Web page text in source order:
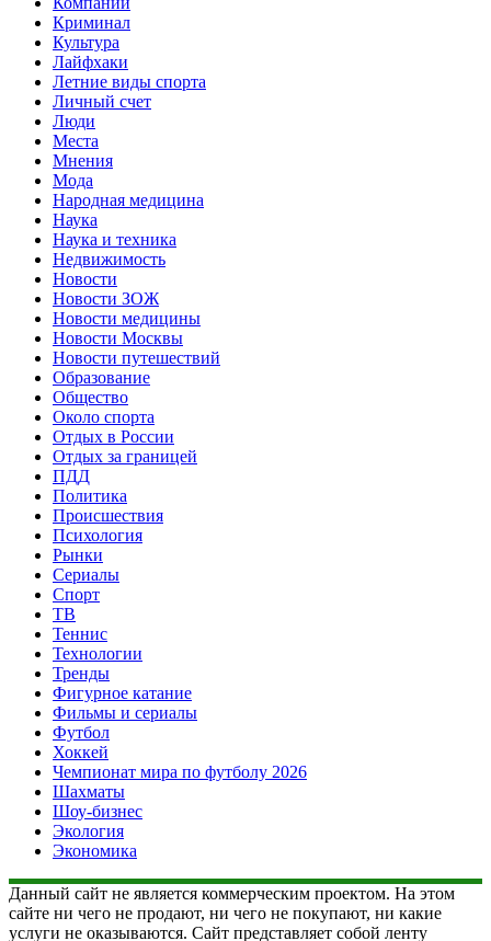
Криминал
Культура
Лайфхаки
Летние виды спорта
Личный счет
Люди
Места
Мнения
Мода
Народная медицина
Наука
Наука и техника
Недвижимость
Новости
Новости ЗОЖ
Новости медицины
Новости Москвы
Новости путешествий
Образование
Общество
Около спорта
Отдых в России
Отдых за границей
ПДД
Политика
Происшествия
Психология
Рынки
Сериалы
Спорт
ТВ
Теннис
Технологии
Тренды
Фигурное катание
Фильмы и сериалы
Футбол
Хоккей
Чемпионат мира по футболу 2026
Шахматы
Шоу-бизнес
Экология
Экономика
Данный сайт не является коммерческим проектом. На этом
сайте ни чего не продают, ни чего не покупают, ни какие
услуги не оказываются. Сайт представляет собой ленту